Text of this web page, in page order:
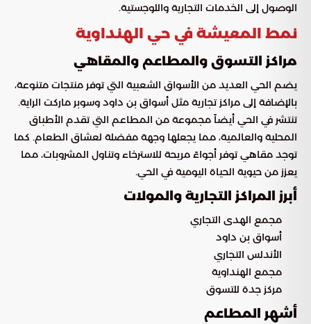
الوصول إلى الخدمات التجارية واللوجستية.
نمط المعيشة في حي الهنداوية
مراكز التسوق والمطاعم والمقاهي
يضم الحي العديد من الأسواق الشعبية التي توفر منتجات متنوعة،
بالإضافة إلى مراكز تجارية مثل أسواق بن داود وسوبر ماركت الراية.
تنتشر في الحي أيضاً مجموعة من المطاعم التي تقدم الأطباق
المحلية والعالمية، مما يجعلها وجهة مفضلة لعشاق الطعام. كما
توجد مقاهي توفر أجواءً مريحة للاسترخاء وتناول المشروبات، مما
يعزز من حيوية الحياة اليومية في الحي.
أبرز المراكز التجارية والمولات
مجمع الهدى التجاري
أسواق بن داود
الأندلس التجاري
مجمع الهنداوية
مركز جدة للتسوق
أشهر المطاعم